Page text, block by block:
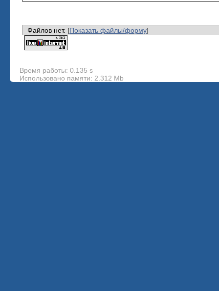
Файлов нет. [Показать файлы/форму]
Время работы: 0.135 s
Использовано памяти: 2.312 Mb